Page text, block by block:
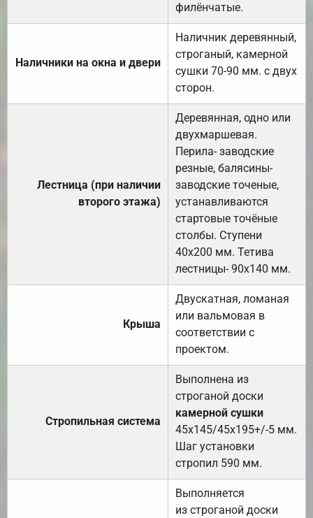
филёнчатые.
Наличники на окна и двери
Наличник деревянный,
строганый, камерной
сушки 70-90 мм. с двух
сторон.
Лестница (при наличии
второго этажа)
Деревянная, одно или
двухмаршевая.
Перила- заводские
резные, балясины-
заводские точеные,
устанавливаются
стартовые точёные
столбы. Ступени
40х200 мм. Тетива
лестницы- 90х140 мм.
Крыша
Двускатная, ломаная
или вальмовая в
соответствии с
проектом.
Стропильная система
Выполнена из
строганой доски
камерной сушки
45х145/45х195+/-5 мм.
Шаг установки
стропил 590 мм.
Выполняется
из строганой доски